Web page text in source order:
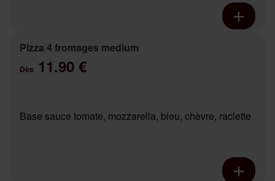
Pizza 4 fromages medium
Dès 11.90 €
Base sauce tomate, mozzarella, bleu, chèvre, raclette